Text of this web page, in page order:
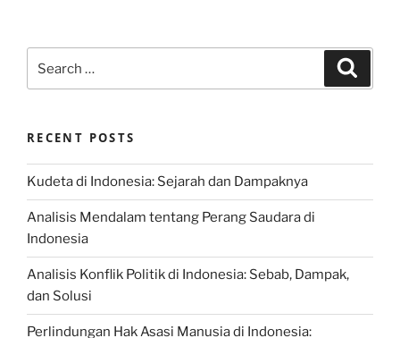
for:
RECENT POSTS
Kudeta di Indonesia: Sejarah dan Dampaknya
Analisis Mendalam tentang Perang Saudara di
Indonesia
Analisis Konflik Politik di Indonesia: Sebab, Dampak,
dan Solusi
Perlindungan Hak Asasi Manusia di Indonesia: